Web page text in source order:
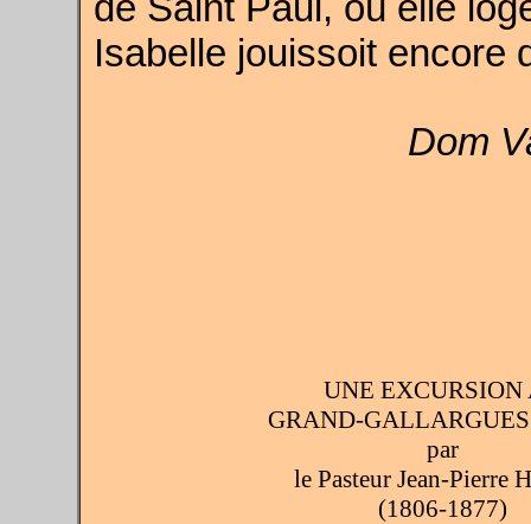
Isabelle jouissoit encore
Dom
UNE EXCURSION
GRAND-
par
le Pasteur Jean-Pierre
(1806-1877)